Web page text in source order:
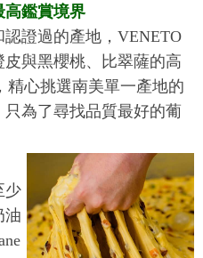
高鑑賞境界
證過的產地，VENETO
與黑櫻桃、比翠薩的高
精心挑選南美單一產地的
為了尋找品質最好的葡
少
油